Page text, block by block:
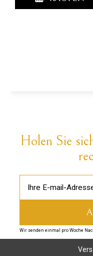
Holen Sie
Wir senden einmal pro Woche